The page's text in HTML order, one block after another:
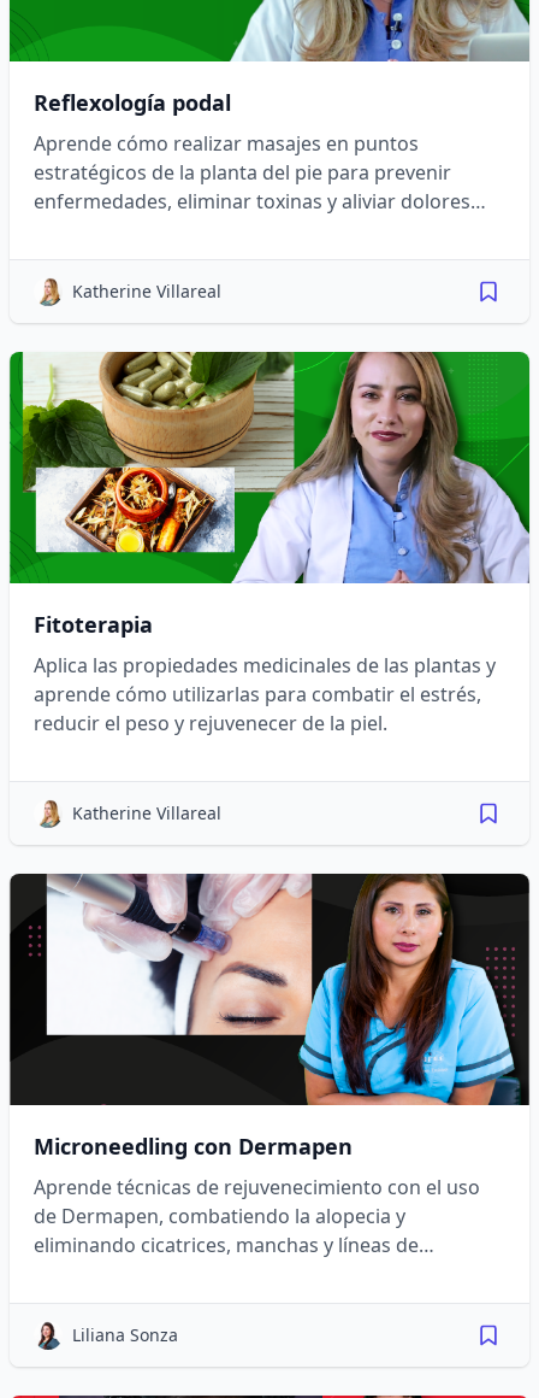
Reflexología podal
Aprende cómo realizar masajes en puntos
estratégicos de la planta del pie para prevenir
enfermedades, eliminar toxinas y aliviar dolores
Katherine Villareal
Fitoterapia
Aplica las propiedades medicinales de las plantas y
aprende cómo utilizarlas para combatir el estrés,
reducir el peso y rejuvenecer de la piel.
Katherine Villareal
Microneedling con Dermapen
Aprende técnicas de rejuvenecimiento con el uso
de Dermapen, combatiendo la alopecia y
eliminando cicatrices, manchas y líneas de
Liliana Sonza